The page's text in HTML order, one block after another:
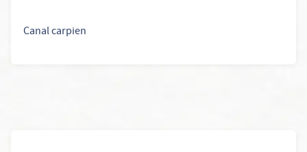
Canal carpien